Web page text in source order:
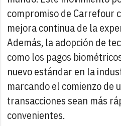
compromiso de Carrefour
mejora continua de la
Además, la adopción de
como los pagos
nuevo estándar en la
marcando el comienzo de
transacciones sean más
convenientes.